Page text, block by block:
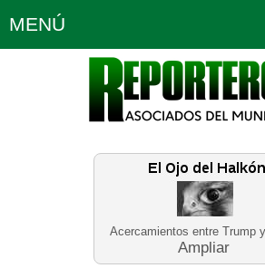
Acercamientos entre Trump
Ampliar
MENÚ
Política Opinión
Planeta Tierra
Educación